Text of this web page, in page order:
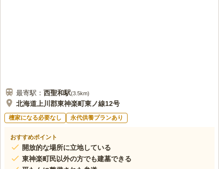
最寄駅： 西聖和駅(3.5km)
北海道上川郡東神楽町東ノ線12号
檀家になる必要なし 永代供養プランあり
おすすめポイント
開放的な場所に立地している
東神楽町民以外の方でも建墓できる